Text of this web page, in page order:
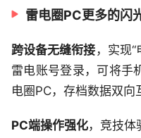
雷电圈PC更多的闪
跨设备无缝衔接 ，实现
雷电账号登录，可将手
电圈PC，存档数据双向
PC端操作强化，竞技体